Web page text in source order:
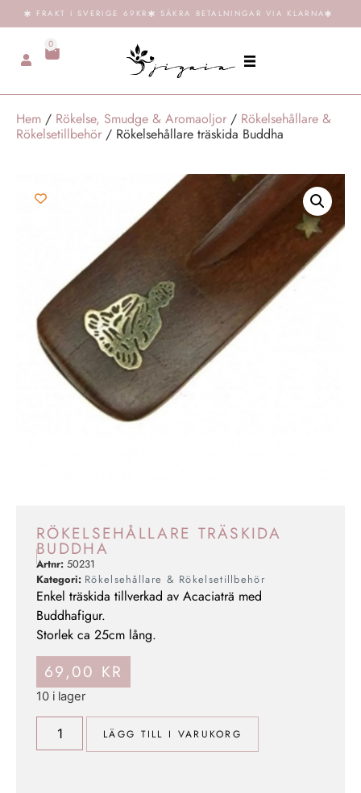
FRAKT I SVERIGE 69KR SÄKRA BETALNINGAR VIA KLARNA
0
Hem / Rökelse, Smudge & Aromaoljor / Rökelsehållare &
Rökelsetillbehör / Rökelsehållare träskida Buddha
RÖKELSEHÅLLARE TRÄSKIDA
BUDDHA
Artnr: 50231
Kategori: Rökelsehållare & Rökelsetillbehör
Enkel träskida tillverkad av Acaciaträ med
Buddhafigur.
Storlek ca 25cm lång.
69,00 KR
10 i lager
LÄGG TILL I VARUKORG